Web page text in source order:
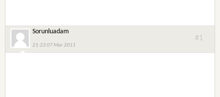
Sorunluadam
21:23 07 Mar 2011
#1